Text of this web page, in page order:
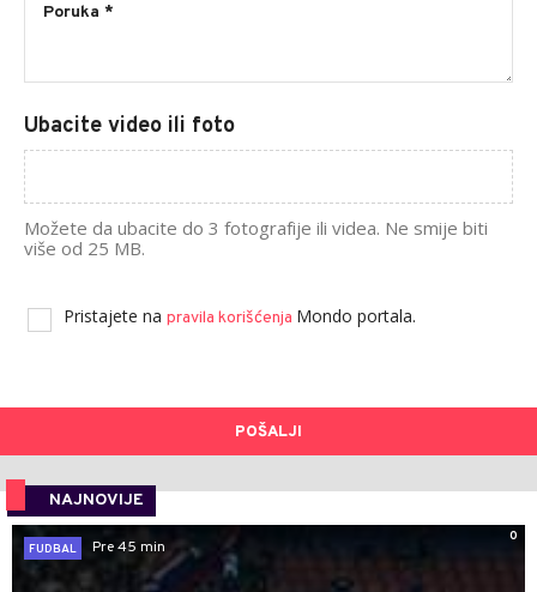
Ubacite video ili foto
Možete da ubacite do 3 fotografije ili videa. Ne smije biti
više od 25 MB.
Pristajete na pravila korišćenja Mondo portala.
POŠALJI
NAJNOVIJE
0
FUDBAL
Pre 45 min